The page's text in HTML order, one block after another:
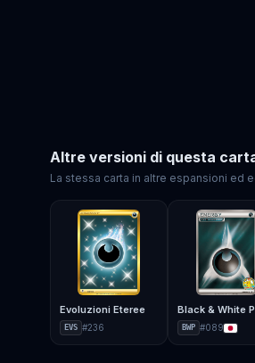
Altre versioni di questa
La stessa carta in altre espansioni ed
Evoluzioni Eteree
EVS #236 BWP #089